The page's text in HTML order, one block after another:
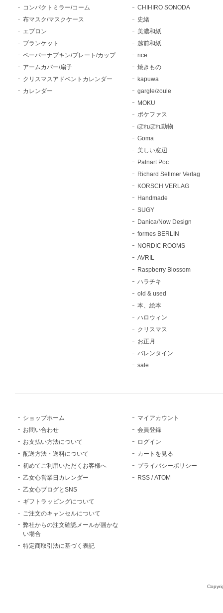
コンパクトミラー/コーム
布マスク/マスクケース
エプロン
ブランケット
ペーパーナプキン/プレート/カップ
アームカバー/扇子
クリスマスアドベントカレンダー
カレンダー
CHIHIRO SONODA
史緒
美濃和紙
越前和紙
rice
焼きもの
kapuwa
gargle/zoule
MOKU
ポケファス
ぽれぽれ動物
Goma
美しい窓辺
Palnart Poc
Richard Sellmer Verlag
KORSCH VERLAG
Handmade
SUGY
Danica/Now Design
formes BERLIN
NORDIC ROOMS
AVRIL
Raspberry Blossom
ハラチキ
old & used
本、絵本
ハロウィン
クリスマス
お正月
バレンタイン
sale
ショップホーム
お問い合わせ
お支払い方法について
配送方法・送料について
初めてご利用いただくお客様へ
乙女心営業日カレンダー
乙女心ブログとSNS
ギフトラッピングについて
ご注文のキャンセルについて
弊社からの注文確認メールが届かな
い場合
特定商取引法に基づく表記
マイアカウント
会員登録
ログイン
カートを見る
プライバシーポリシー
RSS /ATOM